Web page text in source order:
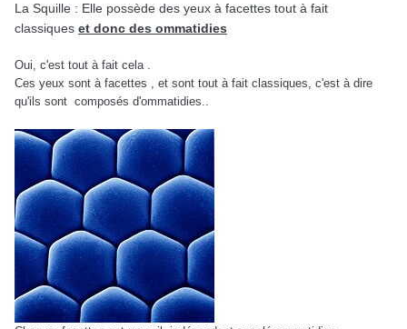
La Squille : Elle possède des yeux à facettes tout à fait
classiques et donc des ommatidies
Oui, c'est tout à fait cela .
Ces yeux sont à facettes , et sont tout à fait classiques, c'est à dire
qu'ils sont composés d'ommatidies..